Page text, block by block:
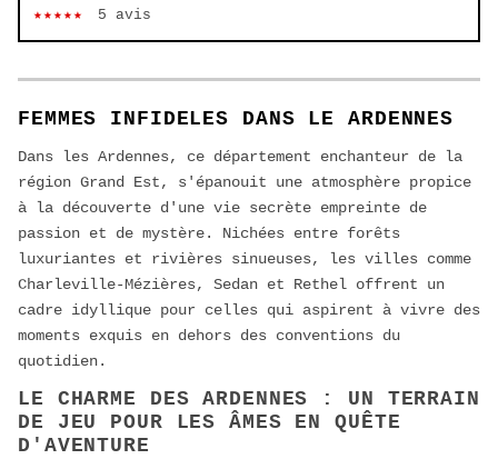
FEMMES INFIDELES DANS LE ARDENNES
Dans les Ardennes, ce département enchanteur de la
région Grand Est, s'épanouit une atmosphère propice
à la découverte d'une vie secrète empreinte de
passion et de mystère. Nichées entre forêts
luxuriantes et rivières sinueuses, les villes comme
Charleville-Mézières, Sedan et Rethel offrent un
cadre idyllique pour celles qui aspirent à vivre des
moments exquis en dehors des conventions du
quotidien.
LE CHARME DES ARDENNES : UN TERRAIN
DE JEU POUR LES ÂMES EN QUÊTE
D'AVENTURE
★★★★★
5 avis